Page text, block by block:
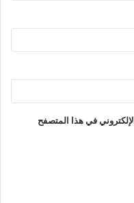
في هذا المتصفح